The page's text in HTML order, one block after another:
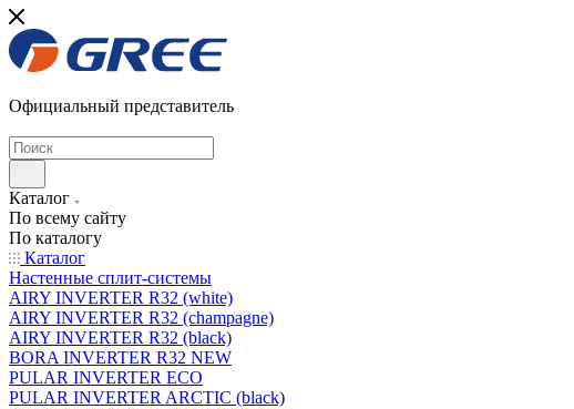
Официальный представитель
Каталог
По всему сайту
По каталогу
Каталог
Настенные сплит-системы
AIRY INVERTER R32 (white)
AIRY INVERTER R32 (champagne)
AIRY INVERTER R32 (black)
BORA INVERTER R32 NEW
PULAR INVERTER ECO
PULAR INVERTER ARCTIC (black)